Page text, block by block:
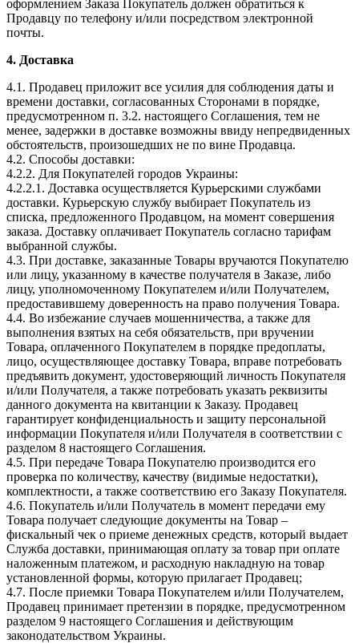
оформлением Заказа Покупатель должен обратиться к
Продавцу по телефону и/или посредством электронной
почты.
4. Доставка
4.1. Продавец приложит все усилия для соблюдения даты и
времени доставки, согласованных Сторонами в порядке,
предусмотренном п. 3.2. настоящего Соглашения, тем не
менее, задержки в доставке возможны ввиду непредвиденных
обстоятельств, произошедших не по вине Продавца.
4.2. Способы доставки:
4.2.2. Для Покупателей городов Украины:
4.2.2.1. Доставка осуществляется Курьерскими службами
доставки. Курьерскую службу выбирает Покупатель из
списка, предложенного Продавцом, на момент совершения
заказа. Доставку оплачивает Покупатель согласно тарифам
выбранной службы.
4.3. При доставке, заказанные Товары вручаются Покупателю
или лицу, указанному в качестве получателя в Заказе, либо
лицу, уполномоченному Покупателем и/или Получателем,
предоставившему доверенность на право получения Товара.
4.4. Во избежание случаев мошенничества, а также для
выполнения взятых на себя обязательств, при вручении
Товара, оплаченного Покупателем в порядке предоплаты,
лицо, осуществляющее доставку Товара, вправе потребовать
предъявить документ, удостоверяющий личность Покупателя
и/или Получателя, а также потребовать указать реквизиты
данного документа на квитанции к Заказу. Продавец
гарантирует конфиденциальность и защиту персональной
информации Покупателя и/или Получателя в соответствии с
разделом 8 настоящего Соглашения.
4.5. При передаче Товара Покупателю производится его
проверка по количеству, качеству (видимые недостатки),
комплектности, а также соответствию его Заказу Покупателя.
4.6. Покупатель и/или Получатель в момент передачи ему
Товара получает следующие документы на Товар –
фискальный чек о приеме денежных средств, который выдает
Служба доставки, принимающая оплату за товар при оплате
наложенным платежом, и расходную накладную на товар
установленной формы, которую прилагает Продавец;
4.7. После приемки Товара Покупателем и/или Получателем,
Продавец принимает претензии в порядке, предусмотренном
разделом 9 настоящего Соглашения и действующим
законодательством Украины.